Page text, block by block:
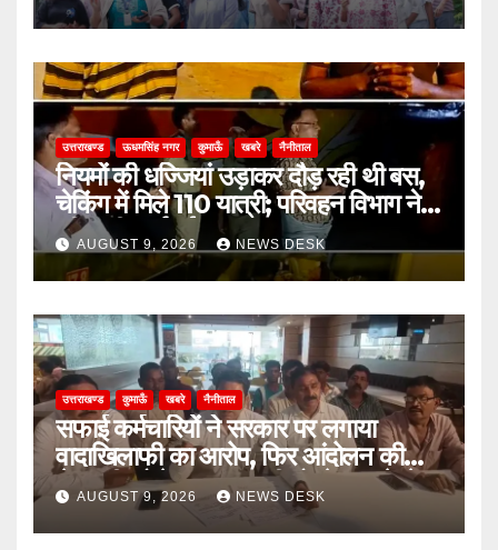
उत्तराखण्ड ऊधमसिंह नगर कुमाऊँ खबरे नैनीताल
नियमों की धज्जियां उड़ाकर दौड़ रही थी बस,
चेकिंग में मिले 110 यात्री; परिवहन विभाग ने
की कड़ी कार्रवाई
AUGUST 9, 2026 NEWS DESK
उत्तराखण्ड कुमाऊँ खबरे नैनीताल
सफाई कर्मचारियों ने सरकार पर लगाया
वादाखिलाफी का आरोप, फिर आंदोलन की
चेतावनी; बोले- जरूरत पड़ी तो जेल जाने से
भी नहीं हटेंगे पीछे
AUGUST 9, 2026 NEWS DESK